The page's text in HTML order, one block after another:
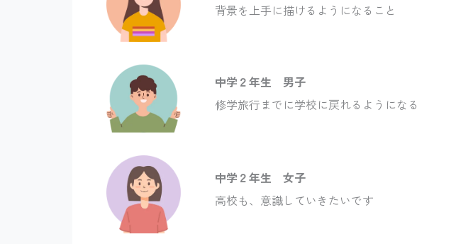
背景を上手に描けるようになること
中学２年生 男子
修学旅行までに学校に戻れるようになる
中学２年生 女子
高校も、意識していきたいです